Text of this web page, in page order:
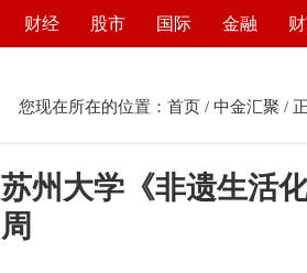
财经 股市 国际 金融
您现在所在的位置： 首页 / 中金汇聚 /
苏州大学《非遗生活
周